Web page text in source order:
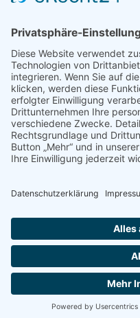
Frankenthal e.V.
An der kurzen Gewanne 20
67227 Frankenthal
0179/9965581
t.mester@fwg-ft.de
© FWG Frankenthal
Cookie-Einstellungen